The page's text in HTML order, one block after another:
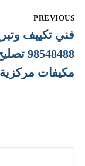
تصفّح
المقالات
PREVIOUS
Previous
post:
فني تكييف
98548488
مكيفات مركزية